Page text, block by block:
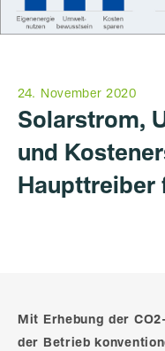
24. November 2020
Solarstrom,
und
Haupttreiber
Mit Erhebung der
der Betrieb